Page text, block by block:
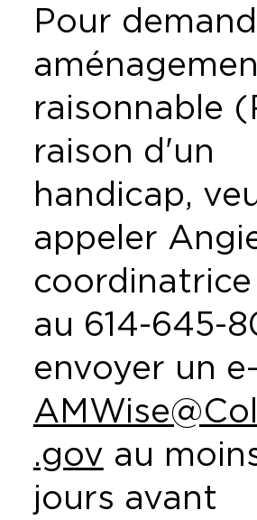
Pour
raisonnable
raison d'un
handicap,
appeler
coordinatrice
au 614-645-
envoyer un
.gov au
jours avant